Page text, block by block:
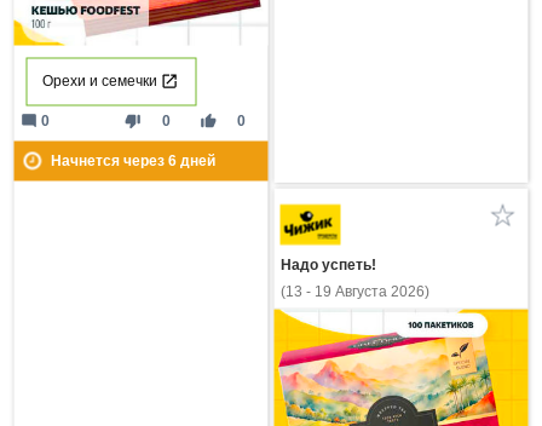
Орехи и семечки
thumb_down 0 thumb_up 0
mode_comment 0
Начнется через 6дней
Надо успеть!
(13 - 19 Августа 2026)